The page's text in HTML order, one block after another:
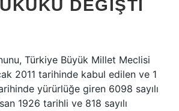
DEĞIŞTI
Türkiye Büyük Millet Meclisi
2011 tarihinde kabul edilen ve 1
yürürlüğe giren 6098 sayılı
1926 tarihli ve 818 sayılı